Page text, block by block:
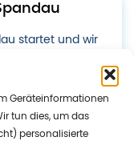
Geräteinformationen
tun dies, um das
personalisierte
startet und wir
eine